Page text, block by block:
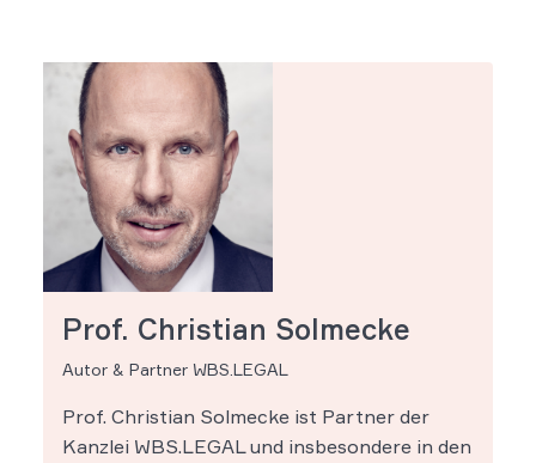
Prof. Christian Solmecke
Autor & Partner WBS.LEGAL
Prof. Christian Solmecke ist Partner der
Kanzlei WBS.LEGAL und insbesondere in den